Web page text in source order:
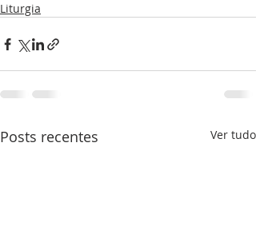
Liturgia
Posts recentes Ver tudo